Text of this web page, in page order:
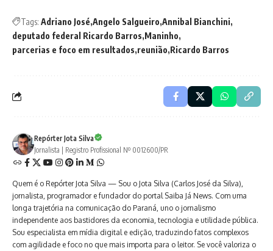
Tags: Adriano José Angelo Salgueiro Annibal Bianchini
deputado federal Ricardo Barros Maninho
parcerias e foco em resultados reunião Ricardo Barros
Repórter Jota Silva
Jornalista | Registro Profissional Nº 0012600/PR
Quem é o Repórter Jota Silva — Sou o Jota Silva (Carlos José da Silva),
jornalista, programador e fundador do portal Saiba Já News. Com uma
longa trajetória na comunicação do Paraná, uno o jornalismo
independente aos bastidores da economia, tecnologia e utilidade pública.
Sou especialista em mídia digital e edição, traduzindo fatos complexos
com agilidade e foco no que mais importa para o leitor. Se você valoriza o